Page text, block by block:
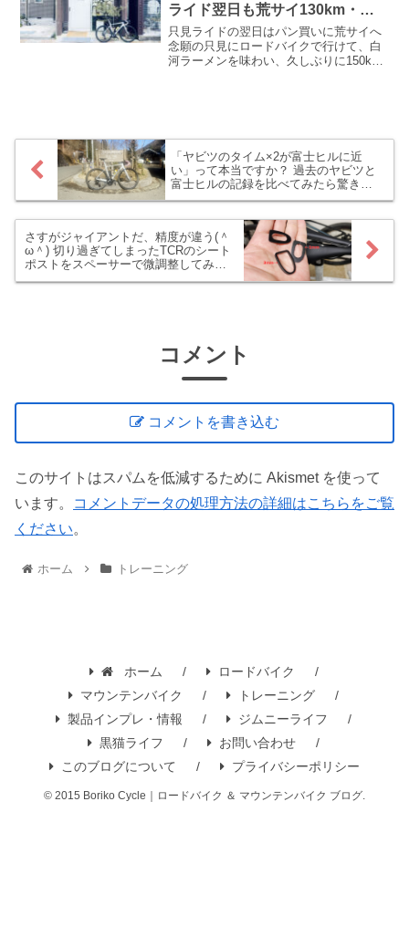
ライド翌日も荒サイ130km・
30km/h巡行できた理由はTCR
が・・・
只見ライドの翌日はパン買いに荒サイへ
念願の只見にロードバイクで行けて、白
河ラーメンを味わい、久しぶりに150km
「ヤビツのタイム×2が富士ヒルに近
い」って本当ですか？ 過去のヤビツと
富士ヒルの記録を比べてみたら驚きで
した(＾ω＾)
さすがジャイアントだ、精度が違う(＾
ω＾) 切り過ぎてしまったTCRのシート
ポストをスペーサーで微調整してみた
んです
コメント
コメントを書き込む
このサイトはスパムを低減するために Akismet を使って
います。
コメントデータの処理方法の詳細はこちらをご覧
ください。
ホーム トレーニング
ホーム
ロードバイク
マウンテンバイク
トレーニング
製品インプレ・情報
ジムニーライフ
黒猫ライフ
お問い合わせ
このブログについて
プライバシーポリシー
© 2015 Boriko Cycle｜ロードバイク ＆ マウンテンバイク ブログ.